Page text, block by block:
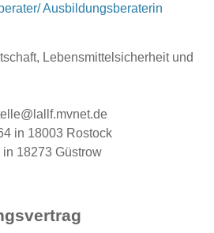
Ausbildungsberaterin
Lebensmittelsicherheit und
in 18003 Rostock
18273 Güstrow